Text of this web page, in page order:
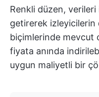
Renkli düzen, verileri
getirerek izleyicilerin
biçimlerinde mevcut
fiyata anında
uygun maliyetli bir